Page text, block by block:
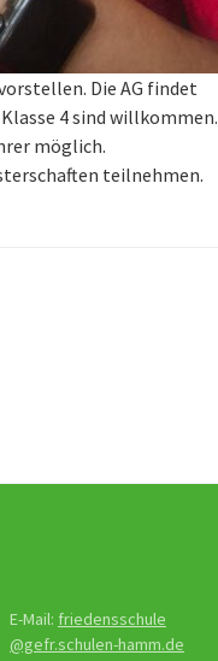
Die AG findet
4 sind willkommen.
möglich.
teilnehmen.
E-Mail: friedensschule
@gefr.schulen-hamm.de